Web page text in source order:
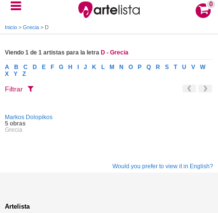
0
Inicio > Grecia > D
Viendo 1 de 1 artistas para la letra D - Grecia
A B C D E F G H J K L M N O P Q R S T U V
W
X
Y Z
Filtrar
Markos Dolopikos
5 obras
Grecia
Would you prefer to view it in English?
Artelista